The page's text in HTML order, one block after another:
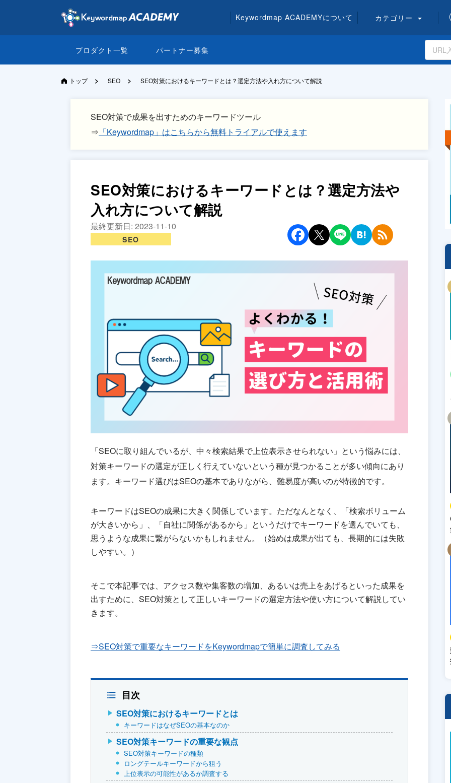
Keywordmap ACADEMYについて カテゴリー
プロダクト一覧 パートナー募集
トップ > SEO > SEO対策におけるキーワードとは？選定方法や入れ方について解説
SEO対策で成果を出すためのキーワードツール
⇒ 「Keywordmap」はこちらから無料トライアルで使えます
SEO対策におけるキーワードとは？選定方法や
入れ方について解説
最終更新日: 2023-11-10
SEO
「SEOに取り組んでいるが、中々検索結果で上位表示させられない」という悩みには、
対策キーワードの選定が正しく行えていないという種が見つかることが多い傾向にあり
ます。キーワード選びはSEOの基本でありながら、難易度が高いのが特徴的です。
キーワードはSEOの成果に大きく関係しています。ただなんとなく、「検索ボリューム
が大きいから」、「自社に関係があるから」というだけでキーワードを選んでいても、
思うような成果に繋がらないかもしれません。（始めは成果が出ても、長期的には失敗
しやすい。）
そこで本記事では、アクセス数や集客数の増加、あるいは売上をあげるといった成果を
出すために、SEO対策として正しいキーワードの選定方法や使い方について解説してい
きます。
⇒SEO対策で重要なキーワードをKeywordmapで簡単に調査してみる
目次
SEO対策におけるキーワードとは
キーワードはなぜSEOの基本なのか
SEO対策キーワードの重要な観点
SEO対策キーワードの種類
ロングテールキーワードから狙う
上位表示の可能性があるか調査する